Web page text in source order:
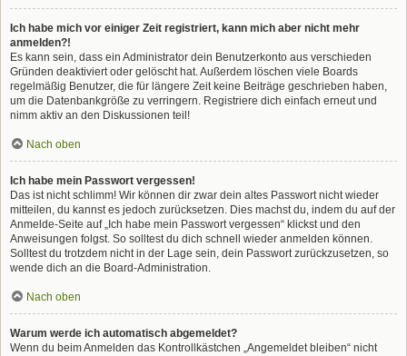
Ich habe mich vor einiger Zeit registriert, kann mich aber nicht mehr
anmelden?!
Es kann sein, dass ein Administrator dein Benutzerkonto aus verschieden
Gründen deaktiviert oder gelöscht hat. Außerdem löschen viele Boards
regelmäßig Benutzer, die für längere Zeit keine Beiträge geschrieben haben,
um die Datenbankgröße zu verringern. Registriere dich einfach erneut und
nimm aktiv an den Diskussionen teil!
Nach oben
Ich habe mein Passwort vergessen!
Das ist nicht schlimm! Wir können dir zwar dein altes Passwort nicht wieder
mitteilen, du kannst es jedoch zurücksetzen. Dies machst du, indem du auf der
Anmelde-Seite auf „Ich habe mein Passwort vergessen“ klickst und den
Anweisungen folgst. So solltest du dich schnell wieder anmelden können.
Solltest du trotzdem nicht in der Lage sein, dein Passwort zurückzusetzen, so
wende dich an die Board-Administration.
Nach oben
Warum werde ich automatisch abgemeldet?
Wenn du beim Anmelden das Kontrollkästchen „Angemeldet bleiben“ nicht